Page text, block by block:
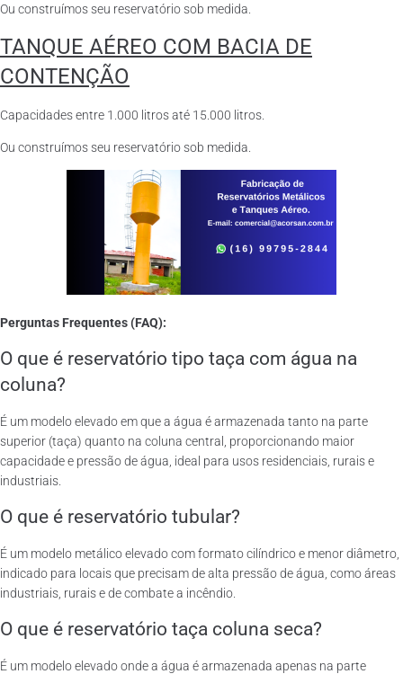
Ou construímos seu reservatório sob medida.
TANQUE AÉREO COM BACIA DE
CONTENÇÃO
Capacidades entre 1.000 litros até 15.000 litros.
Ou construímos seu reservatório sob medida.
Perguntas Frequentes (FAQ):
O que é reservatório tipo taça com água na
coluna?
É um modelo elevado em que a água é armazenada tanto na parte
superior (taça) quanto na coluna central, proporcionando maior
capacidade e pressão de água, ideal para usos residenciais, rurais e
industriais.
O que é reservatório tubular?
É um modelo metálico elevado com formato cilíndrico e menor diâmetro,
indicado para locais que precisam de alta pressão de água, como áreas
industriais, rurais e de combate a incêndio.
O que é reservatório taça coluna seca?
É um modelo elevado onde a água é armazenada apenas na parte